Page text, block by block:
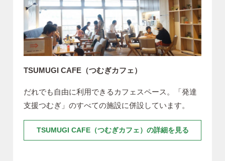
TSUMUGI CAFE（つむぎカフェ）
だれでも自由に利用できるカフェスペース。「発達
支援つむぎ」のすべての施設に併設しています。
TSUMUGI CAFE（つむぎカフェ）の詳細を見る